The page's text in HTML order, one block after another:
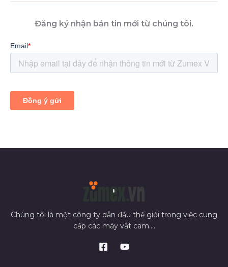
Đăng ký nhận bản tin mới từ chúng tôi.
Chúng tôi là một công ty dẫn đầu thế giới trong việc cung
cấp các máy vắt cam....